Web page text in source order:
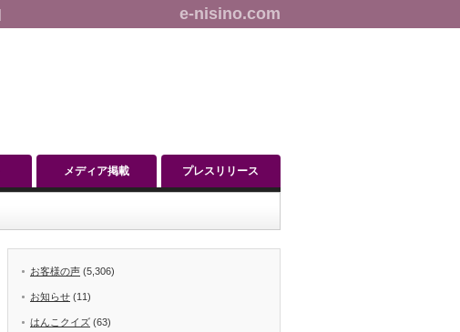
e-nisino.com
メディア掲載 プレスリリース
お客様の声 (5,306)
お知らせ (11)
はんこクイズ (63)